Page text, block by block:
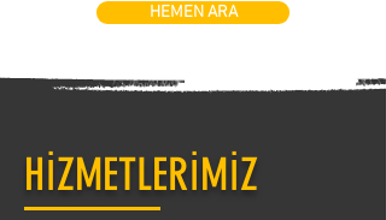
HEMEN ARA
HİZMETLERİMİZ